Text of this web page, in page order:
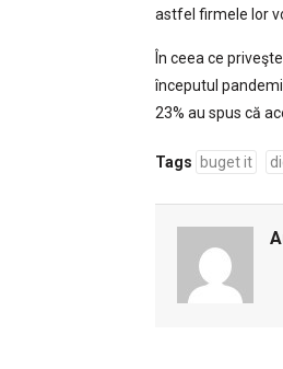
astfel firmele lor
În ceea ce
începutul
23% au spus că
Tags buget it